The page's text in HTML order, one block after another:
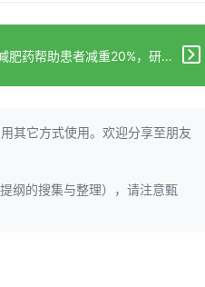
下一篇：新型减肥药帮助患者减重20%，研究发现
其它方式使用。欢迎分享至朋友
纲的搜集与整理），请注意甄